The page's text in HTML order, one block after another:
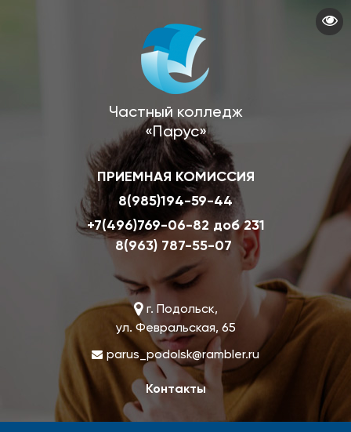
Частный колледж
«Парус»
ПРИЕМНАЯ КОМИССИЯ
8(985)194-59-44
+7(496)769-06-82 доб 231
8(963) 787-55-07
г. Подольск,
ул. Февральская, 65
parus_podolsk@rambler.ru
Контакты